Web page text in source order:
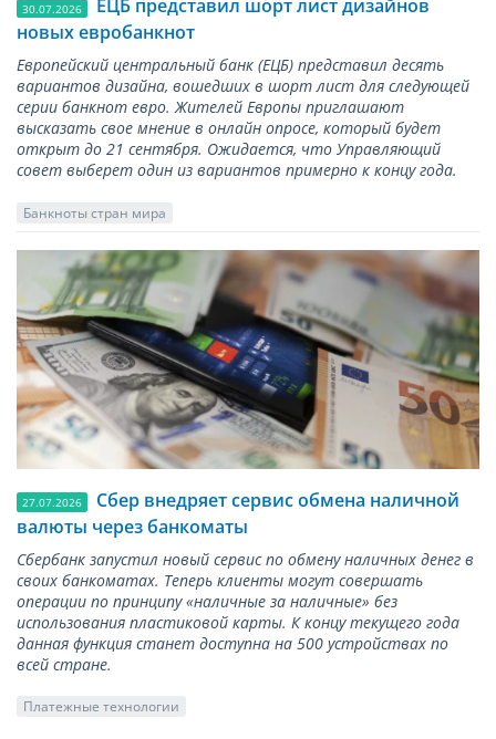
30.07.2026
ЕЦБ представил шорт лист дизайнов
новых евробанкнот
Европейский центральный банк (ЕЦБ) представил десять
вариантов дизайна, вошедших в шорт лист для следующей
серии банкнот евро. Жителей Европы приглашают
высказать свое мнение в онлайн опросе, который будет
открыт до 21 сентября. Ожидается, что Управляющий
совет выберет один из вариантов примерно к концу года.
Банкноты стран мира
27.07.2026
Сбер внедряет сервис обмена наличной
валюты через банкоматы
Сбербанк запустил новый сервис по обмену наличных денег в
своих банкоматах. Теперь клиенты могут совершать
операции по принципу «наличные за наличные» без
использования пластиковой карты. К концу текущего года
данная функция станет доступна на 500 устройствах по
всей стране.
Платежные технологии